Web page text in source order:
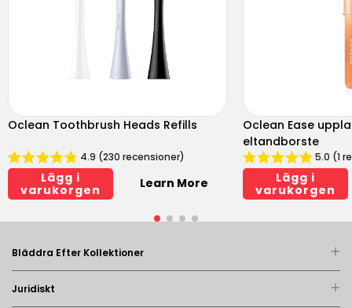
Oclean Toothbrush Heads Refills
4.9 (230 recensioner)
Lägg i
varukorgen
Learn More
Oclean Ease
eltandborste
5.0 (1
Lägg i
varukorgen
Bläddra Efter Kollektioner
Juridiskt